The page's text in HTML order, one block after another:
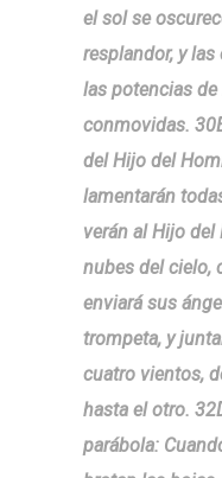
el sol se
resplandor, y
las potencias
conmovidas.
del Hijo del
lamentarán
verán al Hijo
nubes del cielo,
enviará sus
trompeta, y
cuatro vientos,
hasta el otro.
parábola: